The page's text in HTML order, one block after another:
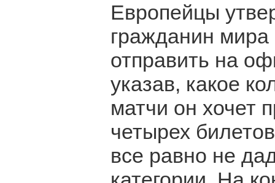
Европейцы
гражданин мира
отправить на
указав, какое
матчи он хочет
четырех
все равно не